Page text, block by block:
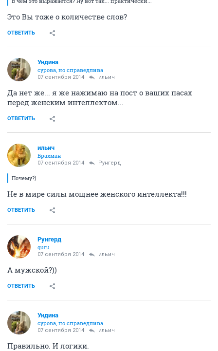
Это Вы тоже о количестве слов?
ОТВЕТИТЬ
Ундинa
сурова, но справедлива
07 сентября 2014 ильич
Да нет же... я же нажимаю на пост о ваших пасах
перед женским интеллектом...
ОТВЕТИТЬ
ильич
Брахман
07 сентября 2014 Рунгерд
Почему?)
Не в мире силы мощнее женского интеллекта!!!
ОТВЕТИТЬ
Рунгерд
guru
07 сентября 2014 ильич
А мужской?))
ОТВЕТИТЬ
Ундинa
сурова, но справедлива
07 сентября 2014 ильич
Правильно. И логики.